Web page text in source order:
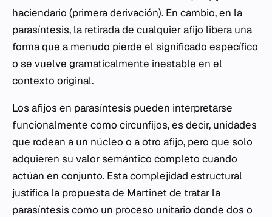
haciendario (primera derivación). En cambio, en la
parasíntesis, la retirada de cualquier afijo libera una
forma que a menudo pierde el significado específico
o se vuelve gramaticalmente inestable en el
contexto original.
Los afijos en parasíntesis pueden interpretarse
funcionalmente como circunfijos, es decir, unidades
que rodean a un núcleo o a otro afijo, pero que solo
adquieren su valor semántico completo cuando
actúan en conjunto. Esta complejidad estructural
justifica la propuesta de Martinet de tratar la
parasíntesis como un proceso unitario donde dos o